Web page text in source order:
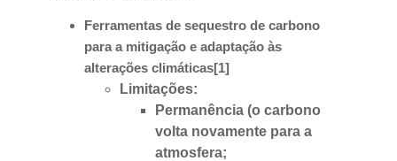
Ferramentas de sequestro de carbono
para a mitigação e adaptação às
alterações climáticas[1]
Limitações:
Permanência (o carbono
volta novamente para a
atmosfera;